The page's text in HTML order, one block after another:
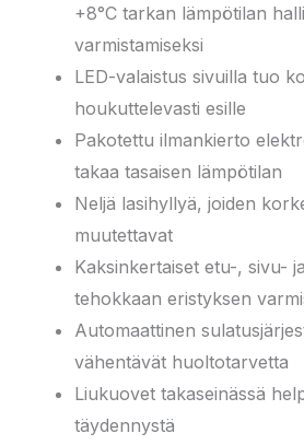
+8°C tarkan lämpötilan
varmistamiseksi
LED-valaistus sivuilla tuo
houkuttelevasti esille
Pakotettu ilmankierto
takaa tasaisen lämpötilan
Neljä lasihyllyä, joiden
muutettavat
Kaksinkertaiset etu-, sivu-
tehokkaan eristyksen
Automaattinen
vähentävät huoltotarvetta
Liukuovet takaseinässä
täydennystä